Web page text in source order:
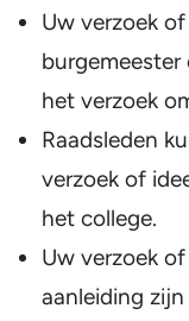
Uw verzoek
het verzoek
Raadsleden
verzoek of
het college.
Uw verzoek
aanleiding